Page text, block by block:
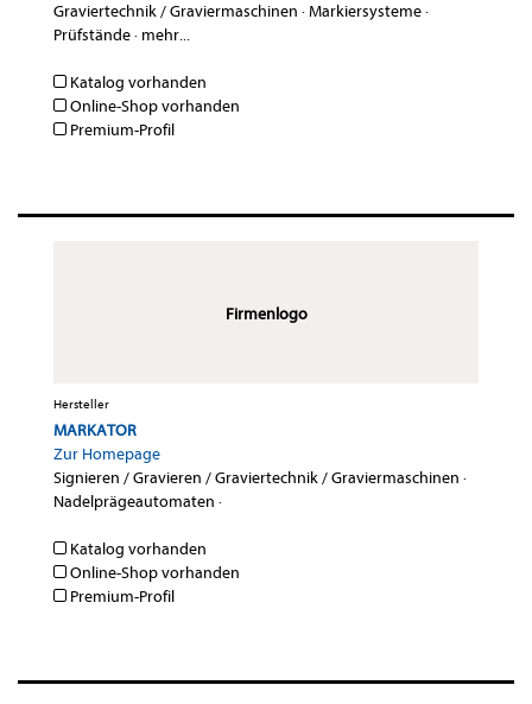
Graviertechnik / Graviermaschinen ·Markiersysteme·
Prüfstände· mehr...
Katalog vorhanden
Online-Shop vorhanden
Premium-Profil
Firmenlogo
Hersteller
MARKATOR
Zur Homepage
Signieren / Gravieren / Graviertechnik / Graviermaschinen ·
Nadelprägeautomaten ·
Katalog vorhanden
Online-Shop vorhanden
Premium-Profil